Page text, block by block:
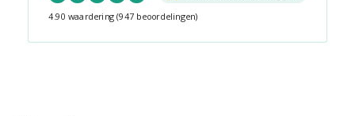
4.90 waardering (947 beoordelingen)